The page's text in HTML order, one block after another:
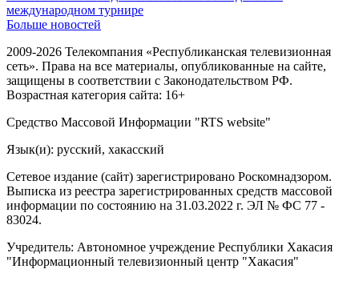
международном турнире
Больше новостей
2009-2026 Телекомпания «Республиканская телевизионная
сеть». Права на все материалы, опубликованные на сайте,
защищены в соответствии с Законодательством РФ.
Возрастная категория сайта: 16+
Средство Массовой Информации "RTS website"
Язык(и): русский, хакасский
Сетевое издание (сайт) зарегистрировано Роскомнадзором.
Выписка из реестра зарегистрированных средств массовой
информации по состоянию на 31.03.2022 г. ЭЛ № ФС 77 -
83024.
Учредитель: Автономное учреждение Республики Хакасия
"Информационный телевизионный центр "Хакасия"